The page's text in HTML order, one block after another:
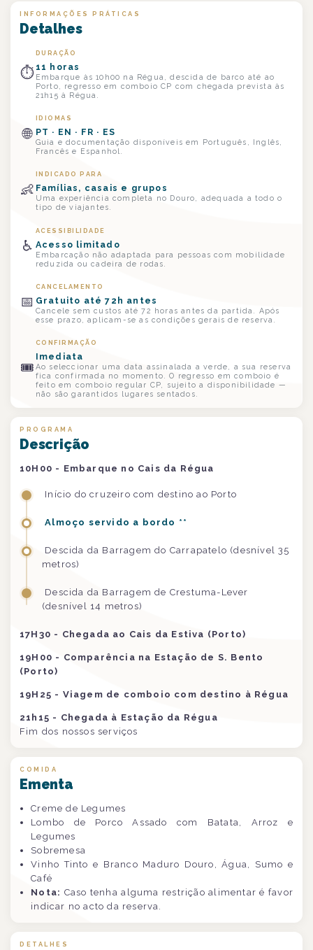
INFORMAÇÕES PRÁTICAS
Detalhes
⏱
DURAÇÃO
11 horas
Embarque às 10h00 na Régua, descida de barco até ao
Porto, regresso em comboio CP com chegada prevista às
21h15 à Régua.
🌐
IDIOMAS
PT · EN · FR · ES
Guia e documentação disponíveis em Português, Inglês,
Francês e Espanhol.
👶
INDICADO PARA
Famílias, casais e grupos
Uma experiência completa no Douro, adequada a todo o
tipo de viajantes.
♿
ACESSIBILIDADE
Acesso limitado
Embarcação não adaptada para pessoas com mobilidade
reduzida ou cadeira de rodas.
📅
CANCELAMENTO
Gratuito até 72h antes
Cancele sem custos até 72 horas antes da partida. Após
esse prazo, aplicam-se as condições gerais de reserva.
🎟
CONFIRMAÇÃO
Imediata
Ao seleccionar uma data assinalada a verde, a sua reserva
fica confirmada no momento. O regresso em comboio é
feito em comboio regular CP, sujeito a disponibilidade —
não são garantidos lugares sentados.
PROGRAMA
Descrição
10H00 - Embarque no Cais da Régua
Início do cruzeiro com destino ao Porto
Almoço servido a bordo **
Descida da Barragem do Carrapatelo (desnível 35
metros)
Descida da Barragem de Crestuma-Lever
(desnível 14 metros)
17H30 - Chegada ao Cais da Estiva (Porto)
19H00 - Comparência na Estação de S. Bento
(Porto)
19H25 - Viagem de comboio com destino à Régua
21h15 - Chegada à Estação da Régua
Fim dos nossos serviços
COMIDA
Ementa
Creme de Legumes
Lombo de Porco Assado com Batata, Arroz e
Legumes
Sobremesa
Vinho Tinto e Branco Maduro Douro, Água, Sumo e
Café
Nota: Caso tenha alguma restrição alimentar é favor
indicar no acto da reserva.
DETALHES